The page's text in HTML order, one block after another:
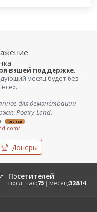
вашей поддержке.
месяц будет без
для демонстрации
Poetry-Land.
bronze
отличать правду от
— возможно, однажды он
gold
Доноры
Посетителей